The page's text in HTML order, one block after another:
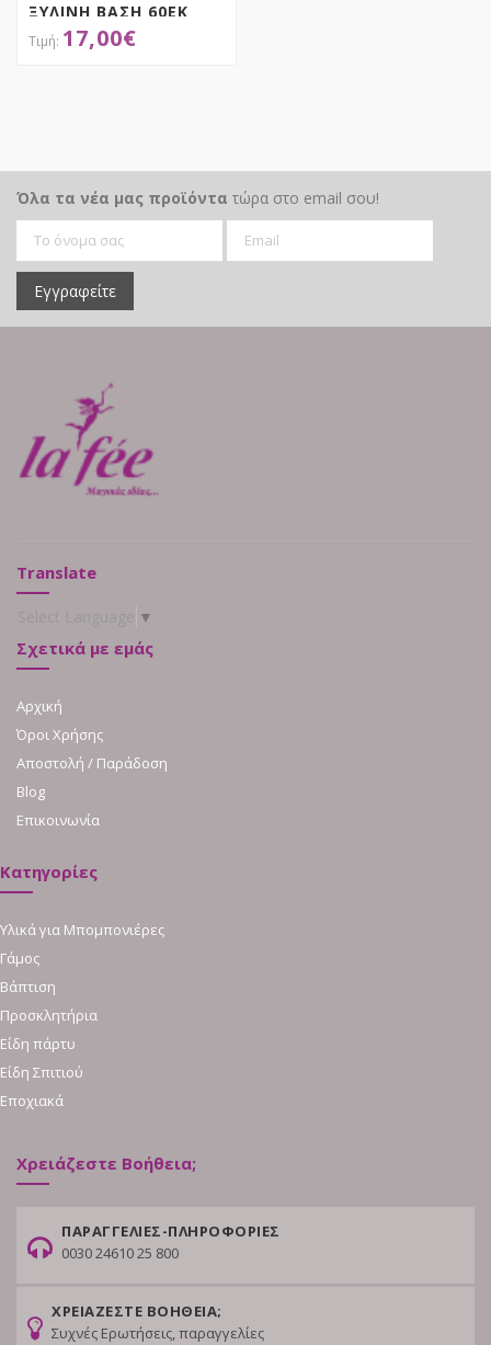
ΞΥΛΙΝΗ ΒΑΣΗ 60ΕΚ
17,00€
Όλα τα νέα μας προϊόντα τώρα στο email σου!
Εγγραφείτε
Translate
▼
Σχετικά με εμάς
Αρχική
Όροι Χρήσης
Αποστολή / Παράδοση
Blog
Επικοινωνία
Κατηγορίες
Υλικά για Μπομπονιέρες
Γάμος
Βάπτιση
Προσκλητήρια
Είδη πάρτυ
Είδη Σπιτιού
Εποχιακά
Χρειάζεστε Βοήθεια;
ΠΑΡΑΓΓΕΛΙΕΣ-ΠΛΗΡΟΦΟΡΙΕΣ
0030 24610 25 800
ΧΡΕΙΑΖΕΣΤΕ ΒΟΗΘΕΙΑ;
Συχνές Ερωτήσεις, παραγγελίες